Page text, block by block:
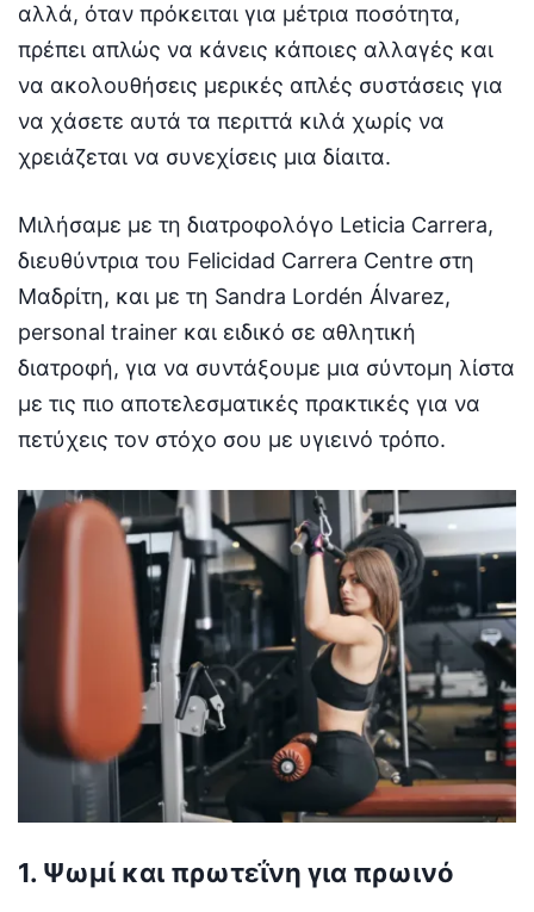
αλλά, όταν πρόκειται για μέτρια ποσότητα,
πρέπει απλώς να κάνεις κάποιες αλλαγές και
να ακολουθήσεις μερικές απλές συστάσεις για
να χάσετε αυτά τα περιττά κιλά χωρίς να
χρειάζεται να συνεχίσεις μια δίαιτα.
Μιλήσαμε με τη διατροφολόγο Leticia Carrera,
διευθύντρια του Felicidad Carrera Centre στη
Μαδρίτη, και με τη Sandra Lordén Álvarez,
personal trainer και ειδικό σε αθλητική
διατροφή, για να συντάξουμε μια σύντομη λίστα
με τις πιο αποτελεσματικές πρακτικές για να
πετύχεις τον στόχο σου με υγιεινό τρόπο.
1. Ψωμί και πρωτεΐνη για πρωινό